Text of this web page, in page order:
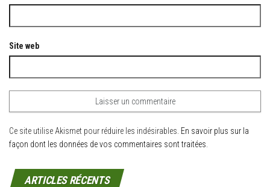
Site web
Ce site utilise Akismet pour réduire les indésirables. En savoir plus sur la
façon dont les données de vos commentaires sont traitées
ARTICLES RÉCENTS